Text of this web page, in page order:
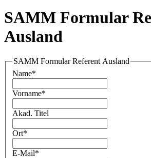
SAMM Formular
Ausland
SAMM Formular Referent Ausland
Name*
Vorname*
Akad. Titel
Ort*
E-Mail*